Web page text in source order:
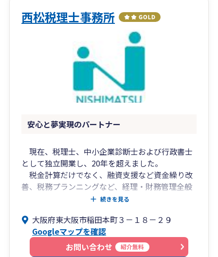
西松税理士事務所
安心と夢実現のパートナー
現在、税理士、中小企業診断士および行政書士
として独立開業し、20年を超えました。
税金計算だけでなく、融資支援など資金繰り改
善、税務プランニングなど、経理・財務管理全般
を支援しております。さらに、行政書士として、
業診断士として、経営相談などのコンサルティン
グを初め、事業再生あるいは経営改善計画策定の
案件まで幅広い業務をワンストップで対応致しま
続きを見る
大阪府東大阪市稲田本町３－１８－２９
Googleマップを確認
お問い合わせ
紹介無料